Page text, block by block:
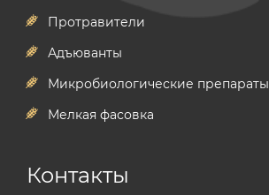
Протравители
Адъюванты
Микробиологические препараты
Мелкая фасовка
Контакты